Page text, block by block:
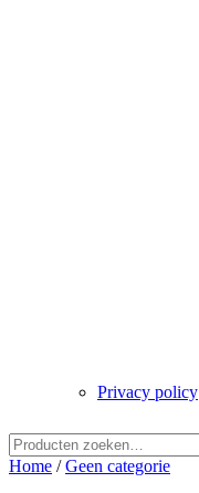
Privacy policy
naar:
Home /Geen categorie